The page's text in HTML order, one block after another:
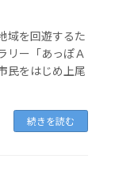
域を回遊するた
リー「あっぽＡ
民をはじめ上尾
続きを読む